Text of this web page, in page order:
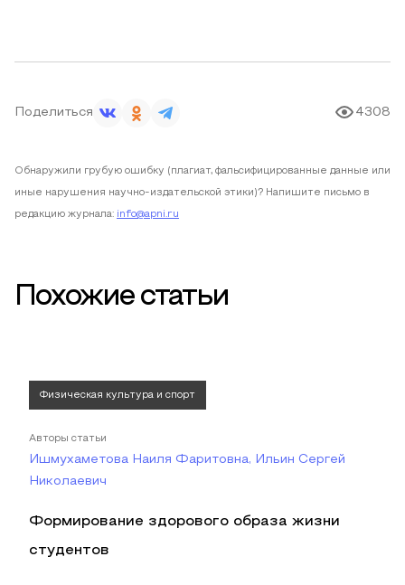
Поделиться 4308
Обнаружили грубую ошибку (плагиат, фальсифицированные данные или
иные нарушения научно-издательской этики)? Напишите письмо в
редакцию журнала: info@apni.ru
Похожие статьи
Физическая культура и спорт
Авторы статьи
Ишмухаметова Наиля Фаритовна, Ильин Сергей
Николаевич
Формирование здорового образа жизни
студентов